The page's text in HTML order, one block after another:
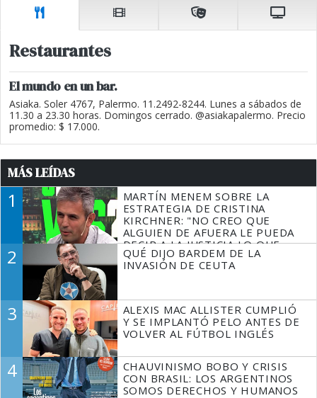
Restaurantes
El mundo en un bar.
Asiaka. Soler 4767, Palermo. 11.2492-8244. Lunes a sábados de
11.30 a 23.30 horas. Domingos cerrado. @asiakapalermo. Precio
promedio: $ 17.000.
MÁS LEÍDAS
1
MARTÍN MENEM SOBRE LA
ESTRATEGIA DE CRISTINA
KIRCHNER: "NO CREO QUE
ALGUIEN DE AFUERA LE PUEDA
DECIR A LA JUSTICIA LO QUE
TIENE QUE HACER"
2
QUÉ DIJO BARDEM DE LA
INVASIÓN DE CEUTA
3
ALEXIS MAC ALLISTER CUMPLIÓ
Y SE IMPLANTÓ PELO ANTES DE
VOLVER AL FÚTBOL INGLÉS
4
CHAUVINISMO BOBO Y CRISIS
CON BRASIL: LOS ARGENTINOS
SOMOS DERECHOS Y HUMANOS